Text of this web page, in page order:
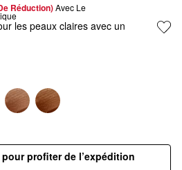
Réduction) Avec Le
les peaux claires avec un
pour profiter de l’expédition